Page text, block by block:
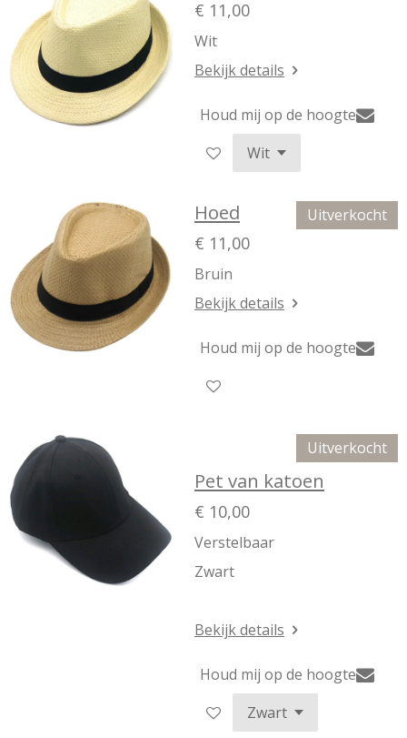
€ 11,00
Wit
Bekijk details
Houd mij op de hoogte
Uitverkocht
Hoed
€ 11,00
Bruin
Bekijk details
Houd mij op de hoogte
Uitverkocht
Pet van katoen
€ 10,00
Verstelbaar
Zwart
Bekijk details
Houd mij op de hoogte